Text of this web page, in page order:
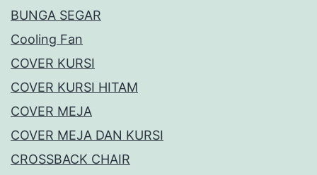
BUNGA SEGAR
Cooling Fan
COVER KURSI
COVER KURSI HITAM
COVER MEJA
COVER MEJA DAN KURSI
CROSSBACK CHAIR